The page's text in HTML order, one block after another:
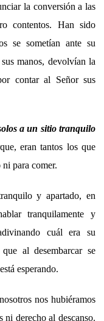
la conversión a las
contentos. Han sido
se sometían ante su
manos, devolvían la
contar al Señor sus
a un sitio tranquilo
eran tantos los que
para comer.
y apartado, en
tranquilamente y
cuál era su
al desembarcar se
esperando.
nos hubiéramos
ni derecho al descanso.